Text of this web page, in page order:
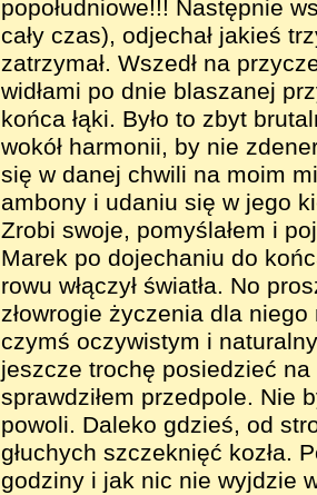
popołudniowe!!! Następnie
cały czas), odjechał jakieś
zatrzymał. Wszedł na
widłami po dnie blaszanej
końca łąki. Było to zbyt
wokół harmonii, by nie
się w danej chwili na moim
ambony i udaniu się w jego
Zrobi swoje, pomyślałem i
Marek po dojechaniu do
rowu włączył światła. No
złowrogie życzenia dla
czymś oczywistym i
jeszcze trochę posiedzieć
sprawdziłem przedpole. Nie
powoli. Daleko gdzieś, od
głuchych szczeknięć kozła.
godziny i jak nic nie wyjdzie